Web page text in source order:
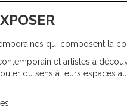
qui composent la
et artistes à
du sens à leurs espaces